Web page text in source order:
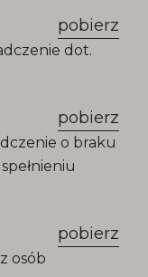
pobierz
dot.
pobierz
o braku
pobierz
osób